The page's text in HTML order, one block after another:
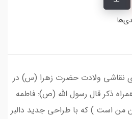
نقاشی ولادت حضرت زهرا (س) در
ذکر قال رسول الله (ص): فاطمه
من است ) که با طراحی جدید دالبر